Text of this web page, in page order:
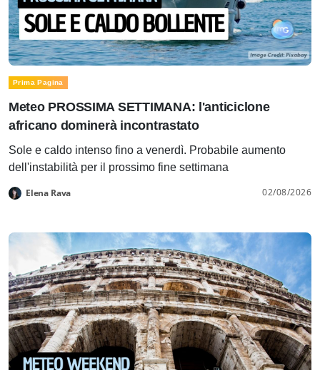
Prima Pagina
Meteo PROSSIMA SETTIMANA: l'anticiclone
africano dominerà incontrastato
Sole e caldo intenso fino a venerdì. Probabile aumento
dell'instabilità per il prossimo fine settimana
Elena Rava 02/08/2026